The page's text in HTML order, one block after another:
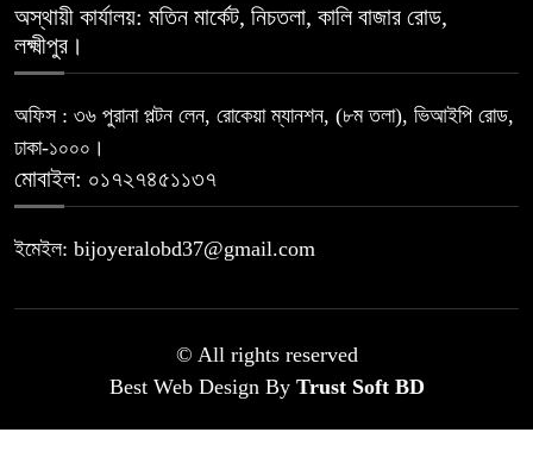
অস্থায়ী কার্যালয়: মতিন মার্কেট, নিচতলা, কালি বাজার রোড,
লক্ষ্মীপুর।
অফিস : ৩৬ পুরানা পল্টন লেন, রোকেয়া ম্যানশন, (৮ম তলা), ভিআইপি রোড,
ঢাকা-১০০০।
মোবাইল: ০১৭২৭৪৫১১৩৭
ইমেইল: bijoyeralobd37@gmail.com
© All rights reserved
Best Web Design By Trust Soft BD